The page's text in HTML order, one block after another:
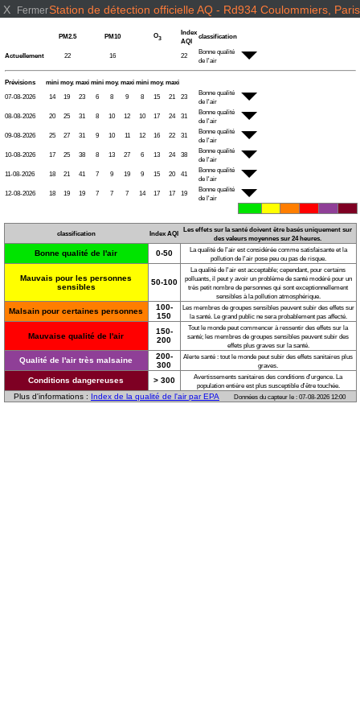
X FermerStation de détection officielle AQ - Rd934 Coulommiers, Paris
PM2.5 PM10 O3
Index
AQI
classification
Actuellement 22 16 22
Bonne qualité
de l'air
Prévisions mini moy. maxi mini moy. maxi mini moy. maxi
07-08-2026
14 19 23 6 8 9 8 15 21 23
Bonne qualité
de l'air
08-08-2026
20 25 31 8 10 12 10 17 24 31
Bonne qualité
de l'air
09-08-2026
25 27 31 9 10 11 12 16 22 31
Bonne qualité
de l'air
10-08-2026
17 25 38 8 13 27 6 13 24 38
Bonne qualité
de l'air
11-08-2026
18 21 41 7 9 19 9 15 20 41
Bonne qualité
de l'air
12-08-2026
18 19 19 7 7 7 14 17 17 19
Bonne qualité
de l'air
classification Index AQI
Les effets sur la santé doivent être basés uniquement sur
des valeurs moyennes sur 24 heures.
Bonne qualité de l'air 0-50
La qualité de l'air est considérée comme satisfaisante et la
pollution de l'air pose peu ou pas de risque.
Mauvais pour les personnes
sensibles
50-100
La qualité de l'air est acceptable; cependant, pour certains
polluants, il peut y avoir un problème de santé modéré pour un
très petit nombre de personnes qui sont exceptionnellement
sensibles à la pollution atmosphérique.
Malsain pour certaines personnes
100-
150
Les membres de groupes sensibles peuvent subir des effets sur
la santé. Le grand public ne sera probablement pas affecté.
Mauvaise qualité de l'air
150-
200
Tout le monde peut commencer à ressentir des effets sur la
santé; les membres de groupes sensibles peuvent subir des
effets plus graves sur la santé.
Qualité de l'air très malsaine
200-
300
Alerte santé : tout le monde peut subir des effets sanitaires plus
graves.
Conditions dangereuses > 300
Avertissements sanitaires des conditions d'urgence. La
population entière est plus susceptible d'être touchée.
Plus d'informations : Index de la qualité de l'air par EPA Données du capteur le : 07-08-2026 12:00